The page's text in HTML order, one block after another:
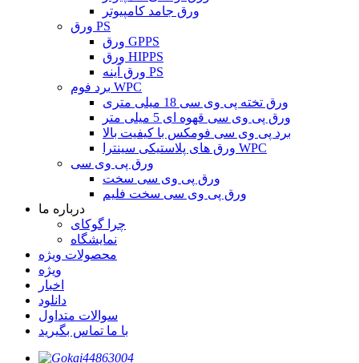
ورق جامد کامپیوتر
ورق PS
ورق GPPS
ورق HIPPS
ورق آینه PS
برد فوم WPC
ورق تخته پی وی سی 18 میلی متری
ورق پی وی سی قهوه ای 5 میلی متر
برد پی وی سی فومکس با کیفیت بالا
ورق های پلاستیکی سینترا WPC
ورق پی وی سی
ورق پی وی سی سخت
ورق پی وی سی سخت فلیم
درباره ما
چرا گوکای
نمایشگاه
محصولات ویژه
ویژه
اخبار
دانلود
سوالات متداول
با ما تماس بگیرید